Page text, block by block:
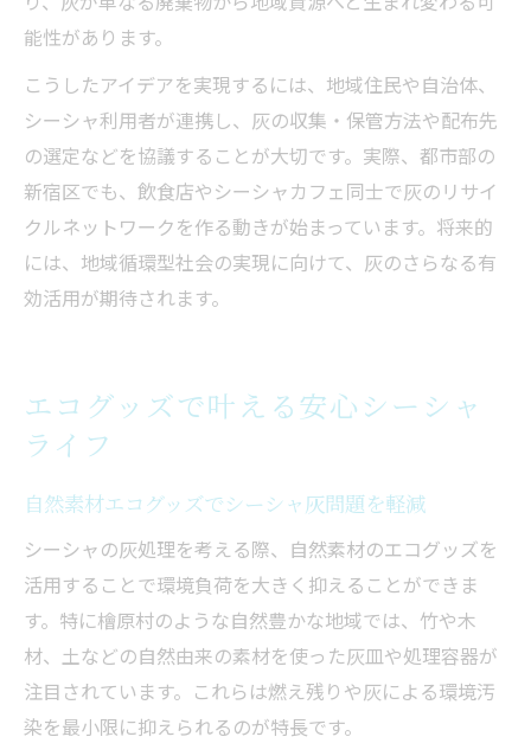
能性があります。
こうしたアイデアを実現するには、地域住民や自治体、
シーシャ利用者が連携し、灰の収集・保管方法や配布先
の選定などを協議することが大切です。実際、都市部の
新宿区でも、飲食店やシーシャカフェ同士で灰のリサイ
クルネットワークを作る動きが始まっています。将来的
には、地域循環型社会の実現に向けて、灰のさらなる有
効活用が期待されます。
エコグッズで叶える安心シーシャ
ライフ
自然素材エコグッズでシーシャ灰問題を軽減
シーシャの灰処理を考える際、自然素材のエコグッズを
活用することで環境負荷を大きく抑えることができま
す。特に檜原村のような自然豊かな地域では、竹や木
材、土などの自然由来の素材を使った灰皿や処理容器が
注目されています。これらは燃え残りや灰による環境汚
染を最小限に抑えられるのが特長です。